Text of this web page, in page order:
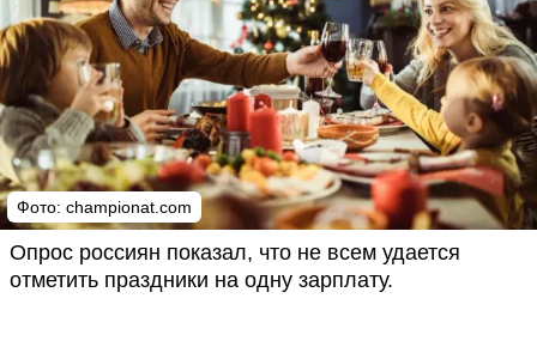
Фото: championat.com
Опрос россиян показал, что не всем удается
отметить праздники на одну зарплату.